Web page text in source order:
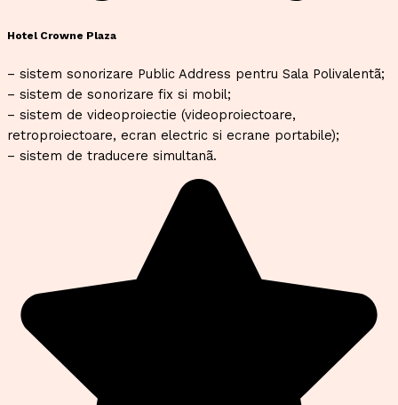
Hotel Crowne Plaza
– sistem sonorizare Public Address pentru Sala Polivalentã;
– sistem de sonorizare fix si mobil;
– sistem de videoproiectie (videoproiectoare,
retroproiectoare, ecran electric si ecrane portabile);
– sistem de traducere simultanã.